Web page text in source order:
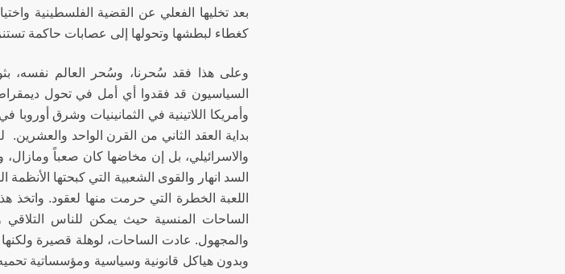
بعد تخليها الفعلي عن القضية الفلسطينية
كغطاء لبطشها وتحولها إلى عصابات حاكمة
السياسيون قد فقدوا أي أمل في تحول
وأمريكا اللاتينية في الثمانينيات وشرق
بداية العقد الثاني من القرن الواحد
والاسرائيلي، بل إن مخاضها كان صعباً ومازال،
السد انهار والقوى الشعبية التي كبحتها
اللعبة الخطرة التي حرمت منها لعقود. واتخذ
الساحات المنسية حيث يمكن للناس
والمجهول. عادت الساحات، لوهلة قصيرة ولكنها
وبدون هياكل قانونية وسياسية ومؤسساتية